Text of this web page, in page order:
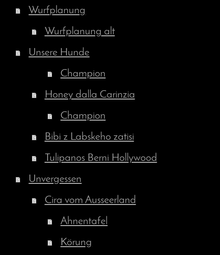
Wurfplanung
Wurfplanung alt
Unsere Hunde
Champion
Honey dalla Carinzia
Champion
Bibi z Labskeho zatisi
Tulipanos Berni Hollywood
Unvergessen
Cira vom Ausseerland
Ahnentafel
Körung